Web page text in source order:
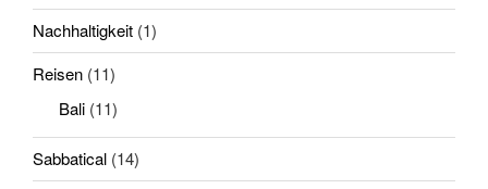
Nachhaltigkeit (1)
Reisen (11)
Bali (11)
Sabbatical (14)